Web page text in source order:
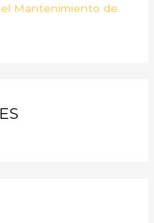
el Mantenimiento de